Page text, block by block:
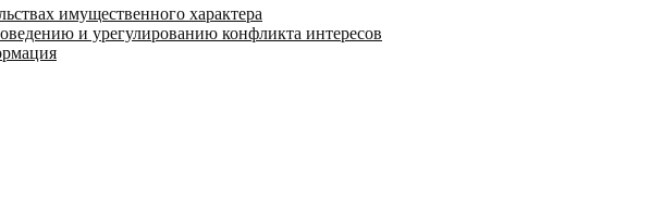
имущественного характера
и урегулированию конфликта интересов